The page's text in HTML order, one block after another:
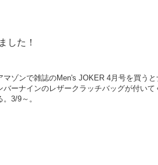
した！
マゾンで雑誌のMen's JOKER 4月号を買うと
バーナインのレザークラッチバッグが付いて
。3/9～。